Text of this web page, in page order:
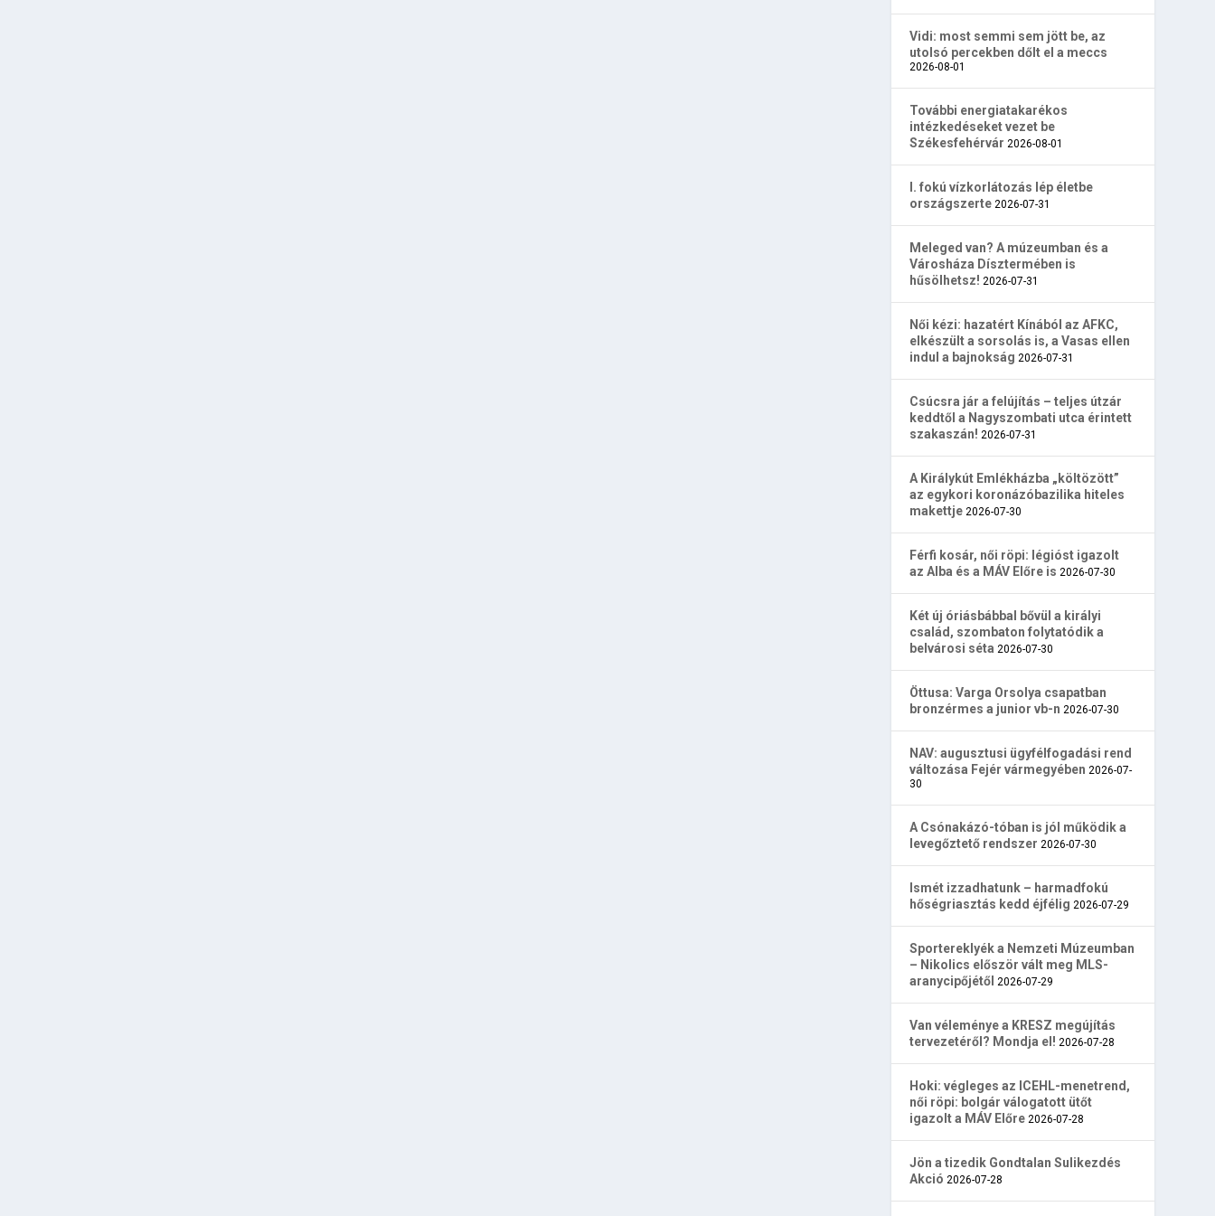
Vidi: most semmi sem jött be, az
utolsó percekben dőlt el a meccs
2026-08-01
További energiatakarékos
intézkedéseket vezet be
Székesfehérvár 2026-08-01
I. fokú vízkorlátozás lép életbe
országszerte 2026-07-31
Meleged van? A múzeumban és a
Városháza Dísztermében is
hűsölhetsz! 2026-07-31
Női kézi: hazatért Kínából az AFKC,
elkészült a sorsolás is, a Vasas ellen
indul a bajnokság 2026-07-31
Csúcsra jár a felújítás – teljes útzár
keddtől a Nagyszombati utca érintett
szakaszán! 2026-07-31
A Királykút Emlékházba „költözött”
az egykori koronázóbazilika hiteles
makettje 2026-07-30
Férfi kosár, női röpi: légióst igazolt
az Alba és a MÁV Előre is 2026-07-30
Két új óriásbábbal bővül a királyi
család, szombaton folytatódik a
belvárosi séta 2026-07-30
Öttusa: Varga Orsolya csapatban
bronzérmes a junior vb-n 2026-07-30
NAV: augusztusi ügyfélfogadási rend
változása Fejér vármegyében 2026-07-
30
A Csónakázó-tóban is jól működik a
levegőztető rendszer 2026-07-30
Ismét izzadhatunk – harmadfokú
hőségriasztás kedd éjfélig 2026-07-29
Sportereklyék a Nemzeti Múzeumban
– Nikolics először vált meg MLS-
aranycipőjétől 2026-07-29
Van véleménye a KRESZ megújítás
tervezetéről? Mondja el! 2026-07-28
Hoki: végleges az ICEHL-menetrend,
női röpi: bolgár válogatott ütőt
igazolt a MÁV Előre 2026-07-28
Jön a tizedik Gondtalan Sulikezdés
Akció 2026-07-28